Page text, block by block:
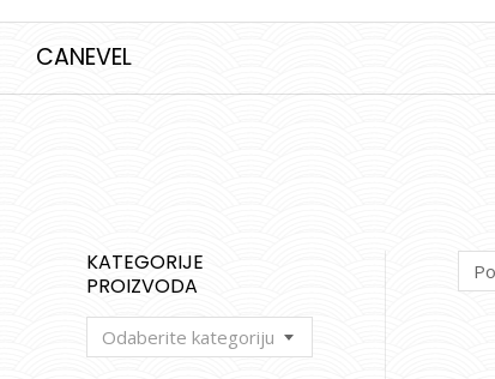
CANEVEL
KATEGORIJE
PROIZVODA
Odaberite kategoriju